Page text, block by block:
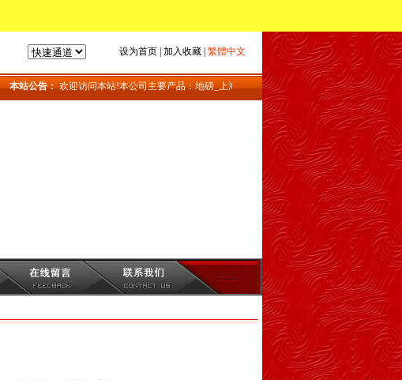
设为首页| 加入收藏| 繁體中文
本站公告： 欢迎访问本站!本公司主要产品：地磅_上海地磅_地磅维修